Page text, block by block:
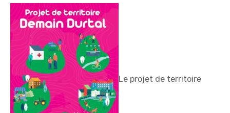
Le projet de territoire